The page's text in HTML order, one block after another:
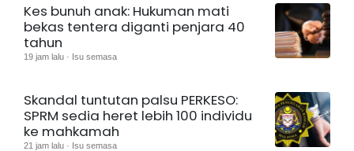
Kes bunuh anak: Hukuman mati
bekas tentera diganti penjara 40
tahun
19 jam lalu · Isu semasa
Skandal tuntutan palsu PERKESO:
SPRM sedia heret lebih 100 individu
ke mahkamah
21 jam lalu · Isu semasa